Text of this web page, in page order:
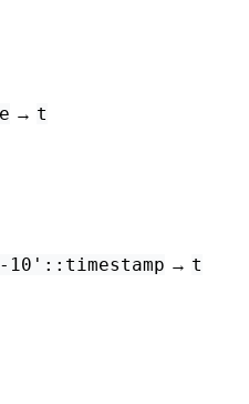
→ t
10'::timestamp → t